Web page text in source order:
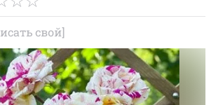
свой]